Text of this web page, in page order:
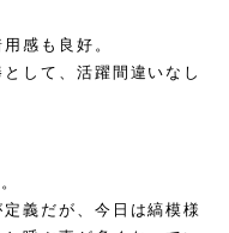
感も良好。
して、活躍間違いなし
義だが、今日は縞模様